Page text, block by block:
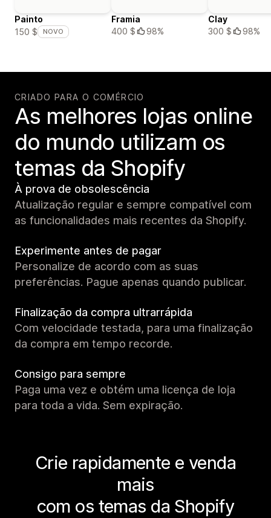
Painto
150 $
NOVO
Framia
400 $
98%
Clay
300 $
98%
CRIADO PARA O COMÉRCIO
As melhores lojas online
do mundo utilizam os
temas da Shopify
À prova de obsolescência
Atualização regular e sempre compatível com
as funcionalidades mais recentes da Shopify.
Experimente antes de pagar
Personalize de acordo com as suas
preferências. Pague apenas quando publicar.
Finalização da compra ultrarrápida
Com velocidade testada, para uma finalização
da compra em tempo recorde.
Consigo para sempre
Paga uma vez e obtém uma licença de loja
para toda a vida. Sem expiração.
Crie rapidamente e venda
mais
com os temas da Shopify